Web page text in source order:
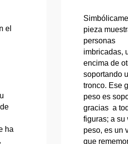
el
ha
pieza
personas
imbricadas,
encima de
soportando
tronco. Ese
peso es
gracias a
figuras; a su
peso, es un
que